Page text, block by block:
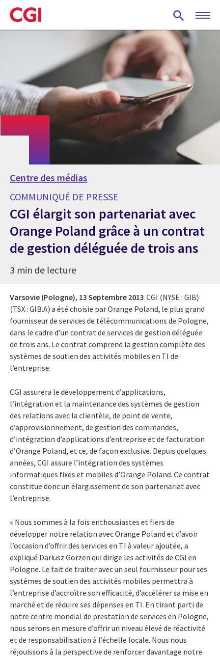
Skip
to
main
Centre des médias
COMMUNIQUÉ DE PRESSE
CGI élargit son partenariat avec
Orange Poland grâce à un contrat
de gestion déléguée de trois ans
3 min de lecture
Varsovie (Pologne), 13 Septembre 2013 CGI (NYSE : GIB)
(TSX : GIB.A) a été choisie par Orange Poland, le plus grand
fournisseur de services de télécommunications de Pologne,
dans le cadre d’un contrat de services de gestion déléguée
de trois ans. Le contrat comprend la gestion complète des
systèmes de soutien des activités mobiles en TI de
l’entreprise.
CGI assurera le développement d’applications,
l’intégration et la maintenance des systèmes de gestion
des relations avec la clientèle, de point de vente,
d’approvisionnement, de gestion des commandes,
d’intégration d’applications d’entreprise et de facturation
d’Orange Poland, et ce, de façon exclusive. Depuis quelques
années, CGI assure l’intégration des systèmes
informatiques fixes et mobiles d’Orange Poland. Ce contrat
constitue donc un élargissement de son partenariat avec
l’entreprise.
« Nous sommes à la fois enthousiastes et fiers de
développer notre relation avec Orange Poland et d’avoir
l’occasion d’offrir des services en TI à valeur ajoutée, a
expliqué Dariusz Gorzen qui dirige les activités de CGI en
Pologne. Le fait de traiter avec un seul fournisseur pour ses
systèmes de soutien des activités mobiles permettra à
l’entreprise d’accroître son efficacité, d’accélérer sa mise en
marché et de réduire ses dépenses en TI. En tirant parti de
notre centre mondial de prestation de services en Pologne,
nous serons en mesure d’offrir un niveau élevé de réactivité
et de responsabilisation à l’échelle locale. Nous nous
réjouissons à la perspective de renforcer davantage notre